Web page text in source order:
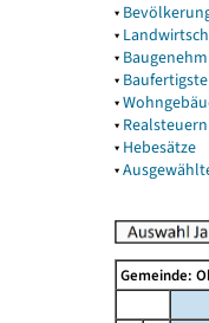
▾
▾
▾
▾
▾
▾ Realsteuern
▾ Hebesätze
▾
Gemeinde: